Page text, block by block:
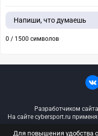
Напиши, что думаешь
0 / 1500 символов
Разработчиком
На сайте cybersport.ru
Для повышения удобства